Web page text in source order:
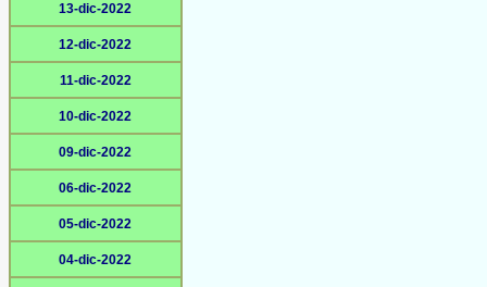
13-dic-2022
12-dic-2022
11-dic-2022
10-dic-2022
09-dic-2022
06-dic-2022
05-dic-2022
04-dic-2022